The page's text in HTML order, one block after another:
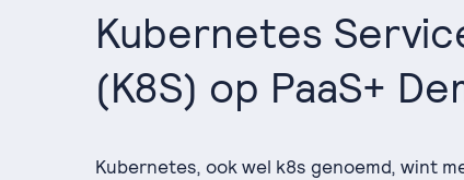
Kubernetes
(K8S) op PaaS+
Kubernetes, ook wel k8s genoemd, wint